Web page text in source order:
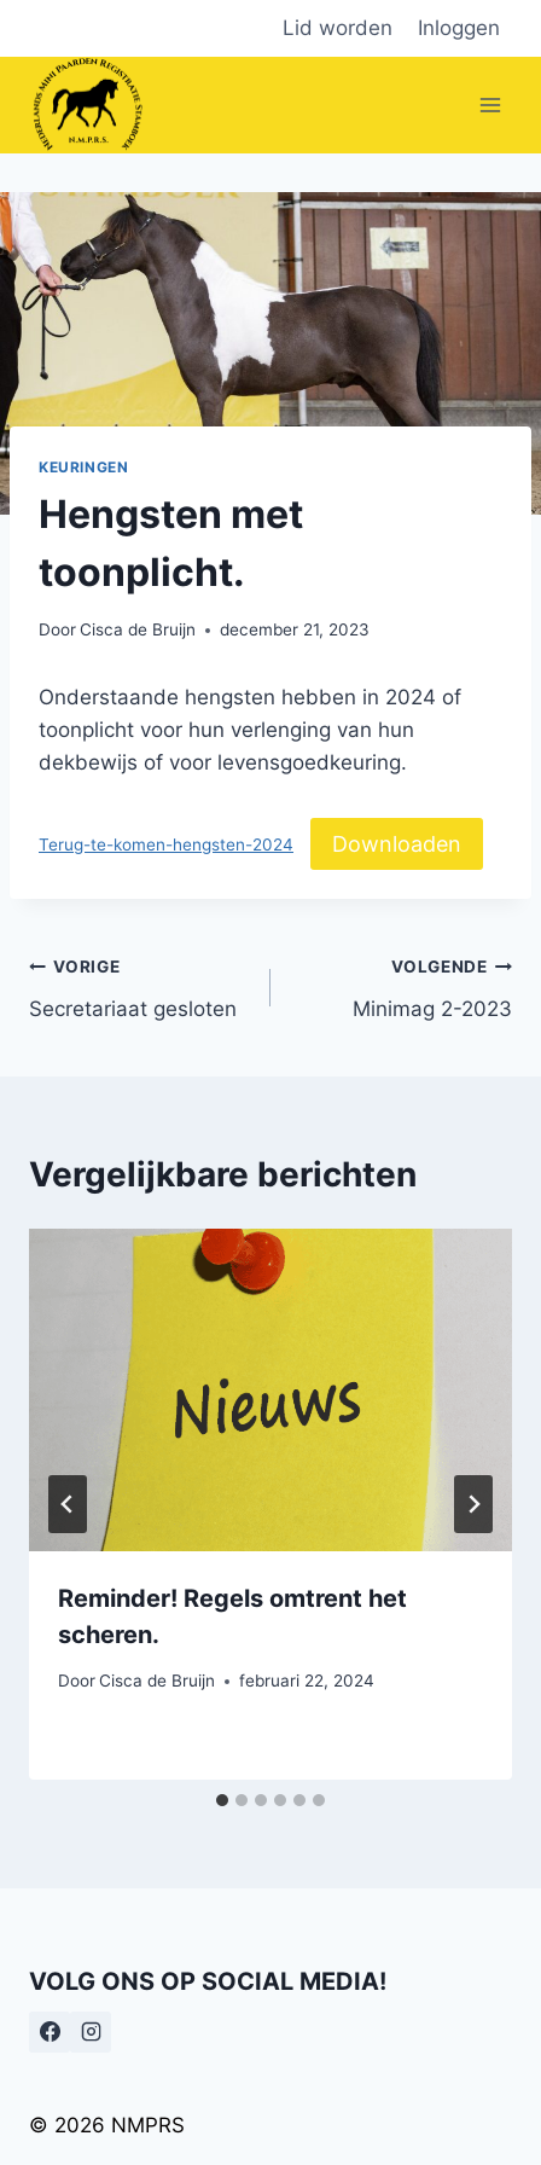
inhoud
Lid worden Inloggen
KEURINGEN
Hengsten met
toonplicht.
DoorCisca de Bruijn december 21, 2023
Onderstaande hengsten hebben in 2024 of
toonplicht voor hun verlenging van hun
dekbewijs of voor levensgoedkeuring.
Terug-te-komen-hengsten-2024 Downloaden
Bericht
navigatie
VORIGE
Secretariaat gesloten
VOLGENDE
Minimag 2-2023
Vergelijkbare berichten
Reminder! Regels omtrent het
scheren.
DoorCisca de Bruijn februari 22, 2024
VOLG ONS OP SOCIAL MEDIA!
© 2026 NMPRS